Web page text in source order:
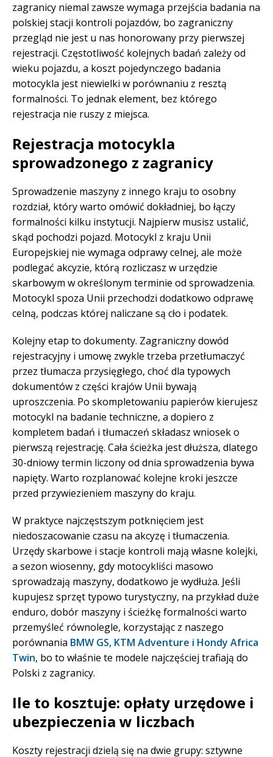
zagranicy niemal zawsze wymaga przejścia badania na
polskiej stacji kontroli pojazdów, bo zagraniczny
przegląd nie jest u nas honorowany przy pierwszej
rejestracji. Częstotliwość kolejnych badań zależy od
wieku pojazdu, a koszt pojedynczego badania
motocykla jest niewielki w porównaniu z resztą
formalności. To jednak element, bez którego
rejestracja nie ruszy z miejsca.
Rejestracja motocykla
sprowadzonego z zagranicy
Sprowadzenie maszyny z innego kraju to osobny
rozdział, który warto omówić dokładniej, bo łączy
formalności kilku instytucji. Najpierw musisz ustalić,
skąd pochodzi pojazd. Motocykl z kraju Unii
Europejskiej nie wymaga odprawy celnej, ale może
podlegać akcyzie, którą rozliczasz w urzędzie
skarbowym w określonym terminie od sprowadzenia.
Motocykl spoza Unii przechodzi dodatkowo odprawę
celną, podczas której naliczane są cło i podatek.
Kolejny etap to dokumenty. Zagraniczny dowód
rejestracyjny i umowę zwykle trzeba przetłumaczyć
przez tłumacza przysięgłego, choć dla typowych
dokumentów z części krajów Unii bywają
uproszczenia. Po skompletowaniu papierów kierujesz
motocykl na badanie techniczne, a dopiero z
kompletem badań i tłumaczeń składasz wniosek o
pierwszą rejestrację. Cała ścieżka jest dłuższa, dlatego
30-dniowy termin liczony od dnia sprowadzenia bywa
napięty. Warto rozplanować kolejne kroki jeszcze
przed przywiezieniem maszyny do kraju.
W praktyce najczęstszym potknięciem jest
niedoszacowanie czasu na akcyzę i tłumaczenia.
Urzędy skarbowe i stacje kontroli mają własne kolejki,
a sezon wiosenny, gdy motocykliści masowo
sprowadzają maszyny, dodatkowo je wydłuża. Jeśli
kupujesz sprzęt typowo turystyczny, na przykład duże
enduro, dobór maszyny i ścieżkę formalności warto
przemyśleć równolegle, korzystając z naszego
porównania BMW GS, KTM Adventure i Hondy Africa
Twin, bo to właśnie te modele najczęściej trafiają do
Polski z zagranicy.
Ile to kosztuje: opłaty urzędowe i
ubezpieczenia w liczbach
Koszty rejestracji dzielą się na dwie grupy: sztywne